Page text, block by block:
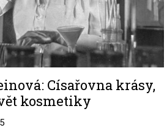
Císařovna krásy,
kosmetiky